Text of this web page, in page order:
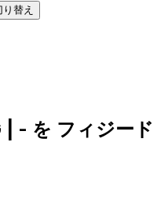
替え
| - を フィジード